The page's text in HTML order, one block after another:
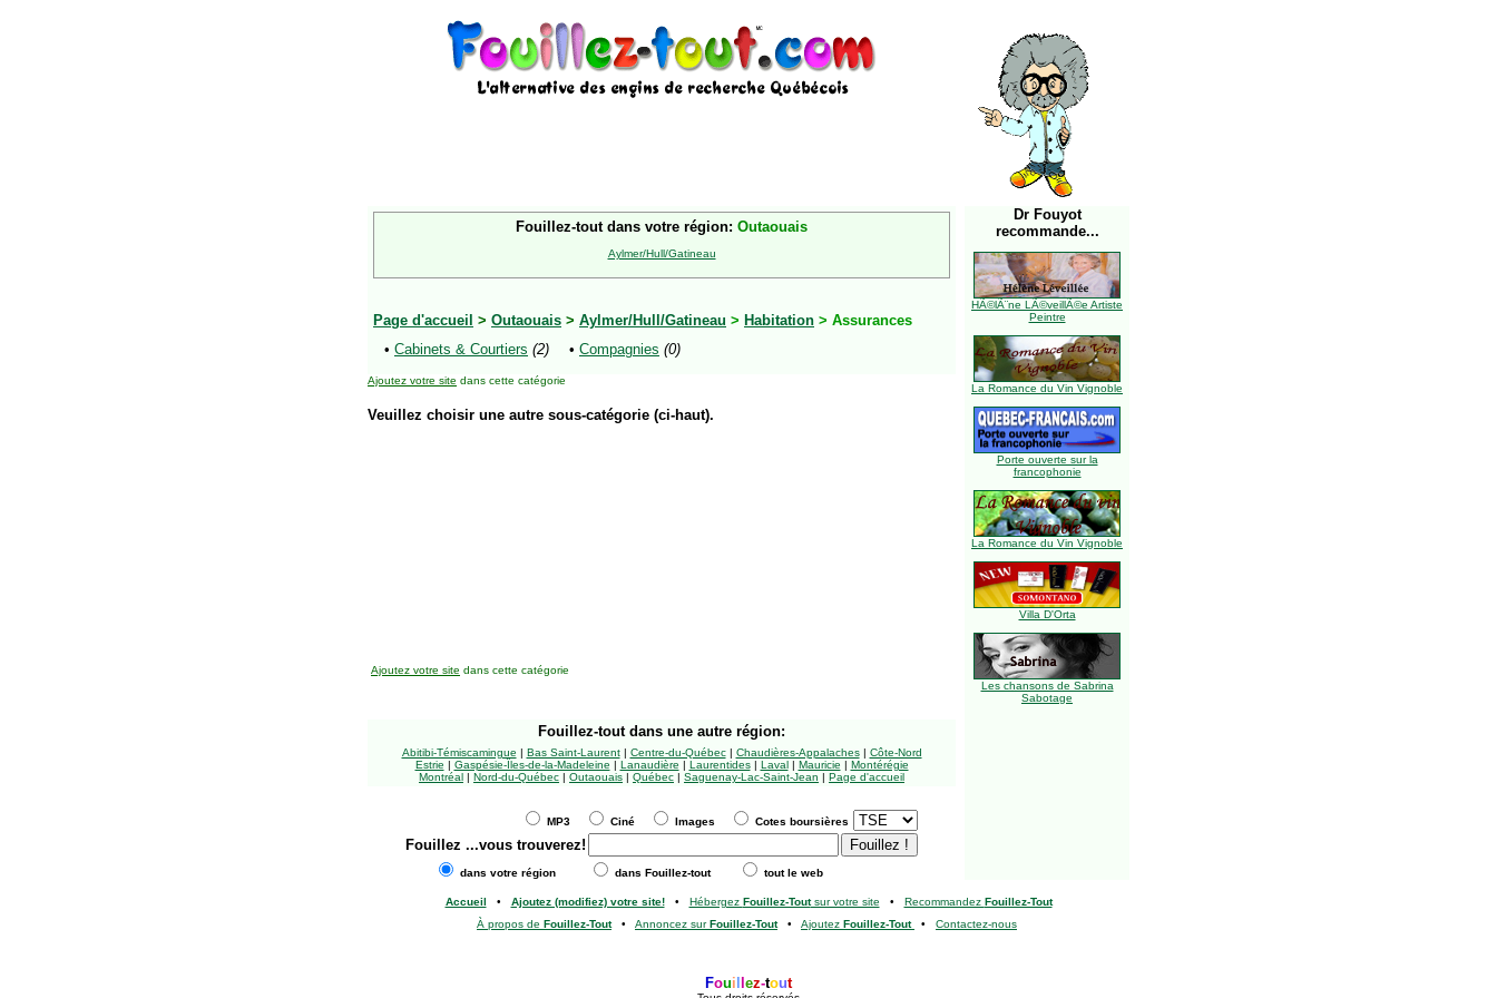
Fouillez-tout dans votre région: Outaouais
Aylmer/Hull/Gatineau
Page d'accueil > Outaouais > Aylmer/Hull/Gatineau > Habitation > Assurances
• Cabinets & Courtiers (2) • Compagnies (0)
Ajoutez votre site dans cette catégorie
Veuillez choisir une autre sous-catégorie (ci-haut).
Dr Fouyot
recommande...
HÃ©lÃ¨ne LÃ©veillÃ©e Artiste
Peintre
La Romance du Vin Vignoble
Porte ouverte sur la
francophonie
La Romance du Vin Vignoble
Villa D'Orta
Les chansons de Sabrina
Sabotage
Ajoutez votre site dans cette catégorie
Fouillez-tout dans une autre région:
Abitibi-Témiscamingue | Bas Saint-Laurent| Centre-du-Québec| Chaudières-Appalaches| Côte-Nord
Estrie | Gaspésie-Îles-de-la-Madeleine | Lanaudière | Laurentides| Laval| Mauricie | Montérégie
Montréal | Nord-du-Québec | Outaouais | Québec | Saguenay-Lac-Saint-Jean | Page d'accueil
MP3 Ciné Images Cotes boursières
Fouillez ...vous trouverez!
dans votre région dans Fouillez-tout tout le web
Accueil • Ajoutez (modifiez) votre site!• Hébergez Fouillez-Toutsur votre site • Recommandez Fouillez-Tout
À propos de Fouillez-Tout• Annoncez surFouillez-Tout• Ajoutez Fouillez-Tout • Contactez-nous
Foui ez-tout